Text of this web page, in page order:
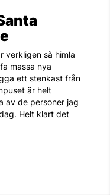
verkligen så himla
massa nya
ett stenkast från
är helt
av de personer jag
Helt klart det